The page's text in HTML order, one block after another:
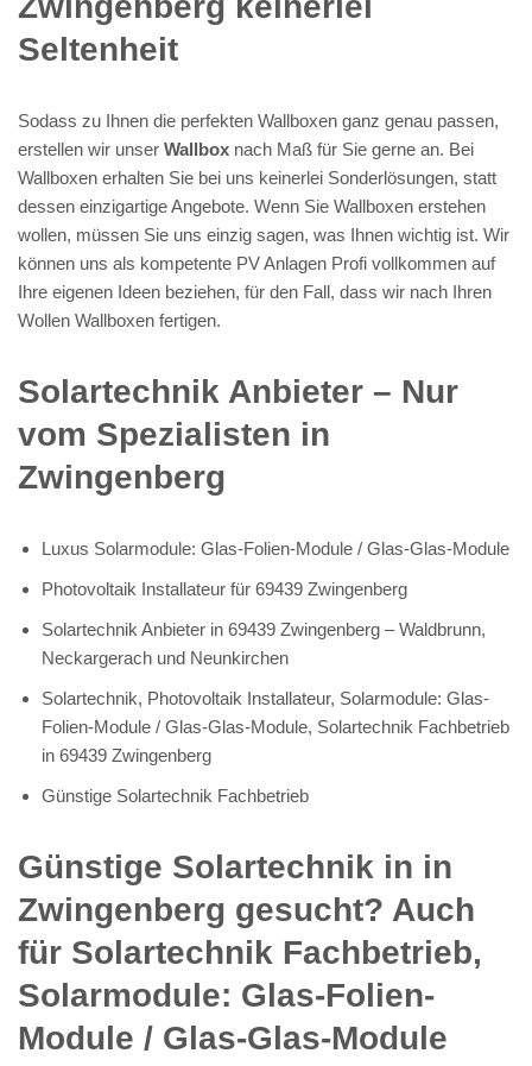
Seltenheit
Sodass zu Ihnen die perfekten Wallboxen ganz genau passen,
erstellen wir unser Wallbox nach Maß für Sie gerne an. Bei
Wallboxen erhalten Sie bei uns keinerlei Sonderlösungen, statt
dessen einzigartige Angebote. Wenn Sie Wallboxen erstehen
wollen, müssen Sie uns einzig sagen, was Ihnen wichtig ist. Wir
können uns als kompetente PV Anlagen Profi vollkommen auf
Ihre eigenen Ideen beziehen, für den Fall, dass wir nach Ihren
Wollen Wallboxen fertigen.
Solartechnik Anbieter – Nur
vom Spezialisten in
Zwingenberg
Luxus Solarmodule: Glas-Folien-Module / Glas-Glas-Module
Photovoltaik Installateur für 69439 Zwingenberg
Solartechnik Anbieter in 69439 Zwingenberg – Waldbrunn,
Neckargerach und Neunkirchen
Solartechnik, Photovoltaik Installateur, Solarmodule: Glas-
Folien-Module / Glas-Glas-Module, Solartechnik Fachbetrieb
in 69439 Zwingenberg
Günstige Solartechnik Fachbetrieb
Günstige Solartechnik in in
Zwingenberg gesucht? Auch
für Solartechnik Fachbetrieb,
Solarmodule: Glas-Folien-
Module / Glas-Glas-Module